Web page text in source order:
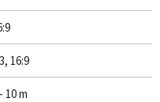
16:9
10 m